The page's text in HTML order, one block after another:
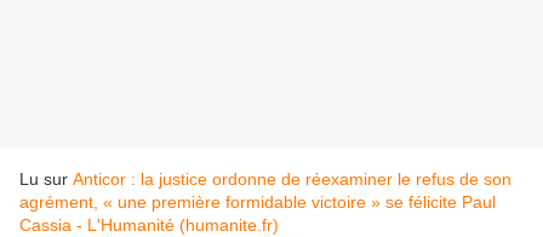
Lu sur Anticor : la justice ordonne de réexaminer le refus de son
agrément, « une première formidable victoire » se félicite Paul
Cassia - L'Humanité (humanite.fr)